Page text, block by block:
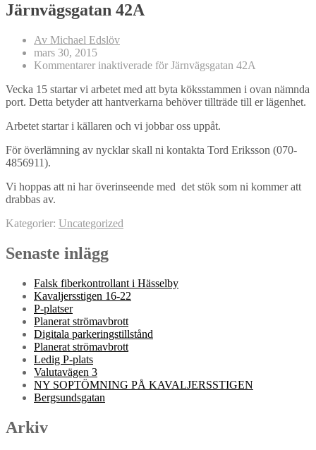
Järnvägsgatan 42A
Av Michael Edslöv
mars 30, 2015
Kommentarer inaktiverade för Järnvägsgatan 42A
Vecka 15 startar vi arbetet med att byta köksstammen i ovan nämnda
port. Detta betyder att hantverkarna behöver tillträde till er lägenhet.
Arbetet startar i källaren och vi jobbar oss uppåt.
För överlämning av nycklar skall ni kontakta Tord Eriksson (070-
4856911).
Vi hoppas att ni har överinseende med det stök som ni kommer att
drabbas av.
Kategorier: Uncategorized
Senaste inlägg
Falsk fiberkontrollant i Hässelby
Kavaljersstigen 16-22
P-platser
Planerat strömavbrott
Digitala parkeringstillstånd
Planerat strömavbrott
Ledig P-plats
Valutavägen 3
NY SOPTÖMNING PÅ KAVALJERSSTIGEN
Bergsundsgatan
Arkiv